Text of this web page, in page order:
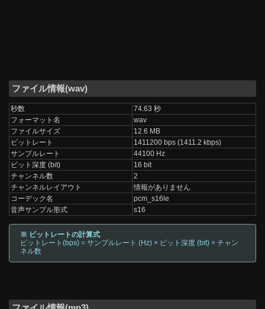
ファイル情報(wav)
秒数
74.63 秒
フォーマット名
wav
ファイルサイズ
12.6 MB
ビットレート
1411200 bps (1411.2 kbps)
サンプルレート
44100 Hz
ビット深度 (bit)
16 bit
チャンネル数
2
チャンネルレイアウト
情報がありません
コーデック名
pcm_s16le
音声サンプル形式
s16
※ ビットレートの計算式
ビットレート(bps) = サンプルレート (Hz) × ビット深度 (bit) × チャン
ネル数